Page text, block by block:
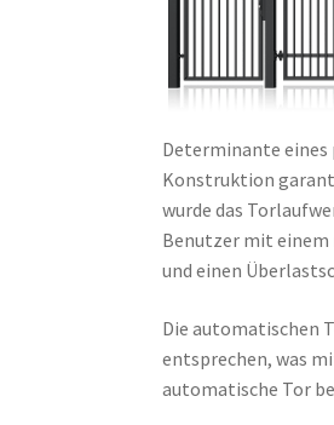
Determinante
Konstruktion
wurde das
Benutzer mit einem
und einen
Die automatischen
entsprechen, was
automatische Tor